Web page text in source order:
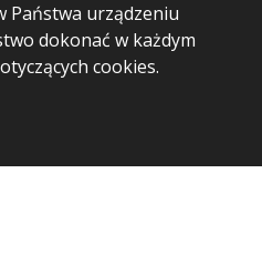
Państwa urządzeniu
dokonać w każdym
cookies.